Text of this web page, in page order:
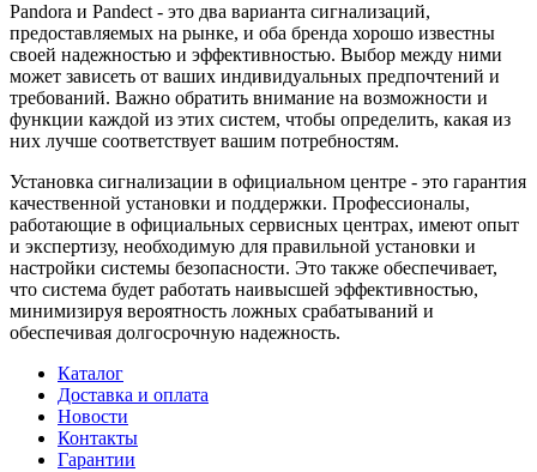
Pandora и Pandect - это два варианта сигнализаций,
предоставляемых на рынке, и оба бренда хорошо известны
своей надежностью и эффективностью. Выбор между ними
может зависеть от ваших индивидуальных предпочтений и
требований. Важно обратить внимание на возможности и
функции каждой из этих систем, чтобы определить, какая из
них лучше соответствует вашим потребностям.
Установка сигнализации в официальном центре - это гарантия
качественной установки и поддержки. Профессионалы,
работающие в официальных сервисных центрах, имеют опыт
и экспертизу, необходимую для правильной установки и
настройки системы безопасности. Это также обеспечивает,
что система будет работать наивысшей эффективностью,
минимизируя вероятность ложных срабатываний и
обеспечивая долгосрочную надежность.
Каталог
Доставка и оплата
Новости
Контакты
Гарантии